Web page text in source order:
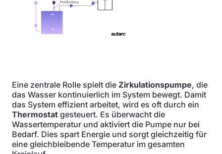
Eine zentrale Rolle spielt die Zirkulationspumpe, die
das Wasser kontinuierlich im System bewegt. Damit
das System effizient arbeitet, wird es oft durch ein
Thermostat gesteuert. Es überwacht die
Wassertemperatur und aktiviert die Pumpe nur bei
Bedarf. Dies spart Energie und sorgt gleichzeitig für
eine gleichbleibende Temperatur im gesamten